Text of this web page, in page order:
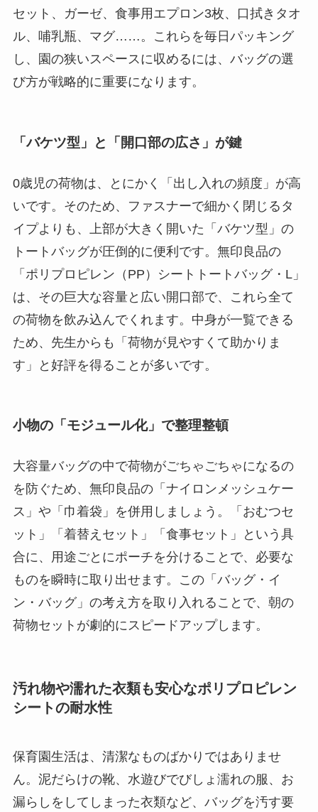
セット、ガーゼ、食事用エプロン3枚、口拭きタオ
ル、哺乳瓶、マグ……。これらを毎日パッキング
し、園の狭いスペースに収めるには、バッグの選
び方が戦略的に重要になります。
「バケツ型」と「開口部の広さ」が鍵
0歳児の荷物は、とにかく「出し入れの頻度」が高
いです。そのため、ファスナーで細かく閉じるタ
イプよりも、上部が大きく開いた「バケツ型」の
トートバッグが圧倒的に便利です。無印良品の
「ポリプロピレン（PP）シートトートバッグ・L」
は、その巨大な容量と広い開口部で、これら全て
の荷物を飲み込んでくれます。中身が一覧できる
ため、先生からも「荷物が見やすくて助かりま
す」と好評を得ることが多いです。
小物の「モジュール化」で整理整頓
大容量バッグの中で荷物がごちゃごちゃになるの
を防ぐため、無印良品の「ナイロンメッシュケー
ス」や「巾着袋」を併用しましょう。「おむつセ
ット」「着替えセット」「食事セット」という具
合に、用途ごとにポーチを分けることで、必要な
ものを瞬時に取り出せます。この「バッグ・イ
ン・バッグ」の考え方を取り入れることで、朝の
荷物セットが劇的にスピードアップします。
汚れ物や濡れた衣類も安心なポリプロピレン
シートの耐水性
保育園生活は、清潔なものばかりではありませ
ん。泥だらけの靴、水遊びでびしょ濡れの服、お
漏らしをしてしまった衣類など、バッグを汚す要